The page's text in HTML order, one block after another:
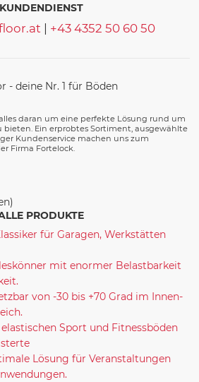
KUNDENDIENST
| +43 4352 50 60 50
daran um eine perfekte Lösung rund um
bieten. Ein erprobtes Sortiment, ausgewählte
Kundenservice machen uns zum
Firma Fortelock.
PRODUKTE
für Garagen, Werkstätten
mit enormer Belastbarkeit
von -30 bis +70 Grad im Innen-
elastischen Sport und Fitnessböden
Lösung für Veranstaltungen